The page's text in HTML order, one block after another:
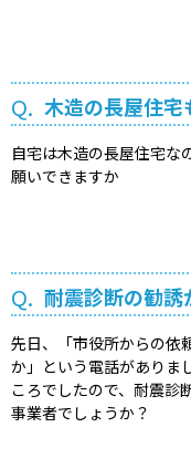
Q. 木造の長屋住宅
自宅は木造の長屋住宅な
願いできますか
Q. 耐震診断の勧誘
先日、「市役所からの依
か」という電話がありま
ころでしたので、耐震診
事業者でしょうか？